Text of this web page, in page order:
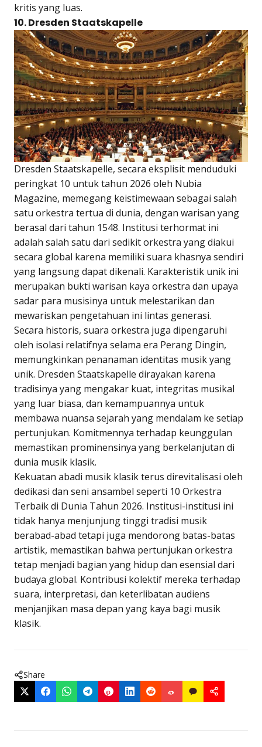
kritis yang luas.
10. Dresden Staatskapelle
Dresden Staatskapelle, secara eksplisit menduduki
peringkat 10 untuk tahun 2026 oleh Nubia
Magazine, memegang keistimewaan sebagai salah
satu orkestra tertua di dunia, dengan warisan yang
berasal dari tahun 1548. Institusi terhormat ini
adalah salah satu dari sedikit orkestra yang diakui
secara global karena memiliki suara khasnya sendiri
yang langsung dapat dikenali. Karakteristik unik ini
merupakan bukti warisan kaya orkestra dan upaya
sadar para musisinya untuk melestarikan dan
mewariskan pengetahuan ini lintas generasi.
Secara historis, suara orkestra juga dipengaruhi
oleh isolasi relatifnya selama era Perang Dingin,
memungkinkan penanaman identitas musik yang
unik. Dresden Staatskapelle dirayakan karena
tradisinya yang mengakar kuat, integritas musikal
yang luar biasa, dan kemampuannya untuk
membawa nuansa sejarah yang mendalam ke setiap
pertunjukan. Komitmennya terhadap keunggulan
memastikan prominensinya yang berkelanjutan di
dunia musik klasik.
Kekuatan abadi musik klasik terus direvitalisasi oleh
dedikasi dan seni ansambel seperti 10 Orkestra
Terbaik di Dunia Tahun 2026. Institusi-institusi ini
tidak hanya menjunjung tinggi tradisi musik
berabad-abad tetapi juga mendorong batas-batas
artistik, memastikan bahwa pertunjukan orkestra
tetap menjadi bagian yang hidup dan esensial dari
budaya global. Kontribusi kolektif mereka terhadap
suara, interpretasi, dan keterlibatan audiens
menjanjikan masa depan yang kaya bagi musik
klasik.
Share